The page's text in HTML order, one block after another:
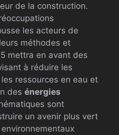
de la construction.
les acteurs de
méthodes et
mettra en avant des
à réduire les
ressources en eau et
des énergies
sont
un avenir plus vert